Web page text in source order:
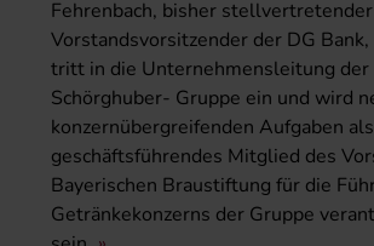
Fehrenbach, bisher stellvertretender
Vorstandsvorsitzender der DG
tritt in die Unternehmensleitung der
Schörghuber- Gruppe ein und wird
konzernübergreifenden Aufgaben als
geschäftsführendes Mitglied des
Bayerischen Braustiftung für die
Getränkekonzerns der Gruppe